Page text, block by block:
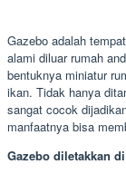
Gazebo adalah
alami diluar rumah
bentuknya miniatur
ikan. Tidak hanya
sangat cocok
manfaatnya bisa
Gazebo diletakkan